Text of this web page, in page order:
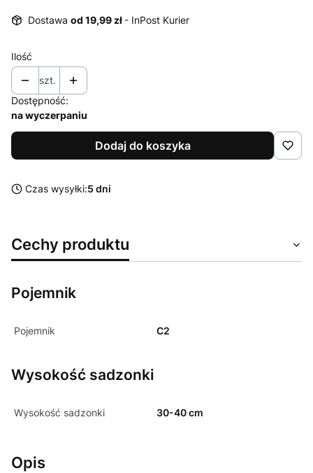
Dostawa od 19,99 zł - InPost Kurier
Ilość
szt.
Dostępność:
na wyczerpaniu
Dodaj do koszyka
Czas wysyłki:5 dni
Cechy produktu
Pojemnik
Pojemnik C2
Wysokość sadzonki
Wysokość sadzonki 30-40 cm
Opis